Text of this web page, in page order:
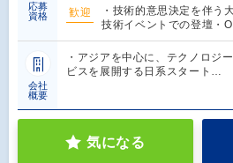
応募
資格
歓迎
・技術的意思決定を伴う
技術イベントでの登壇・
会社
概要
・アジアを中心に、テクノロジ
ビスを展開する日系スタート…
気になる